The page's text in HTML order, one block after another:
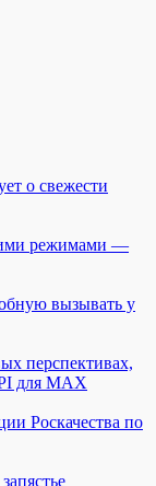
о свежести
режимами —
вызывать у
перспективах,
для МАХ
Роскачества по